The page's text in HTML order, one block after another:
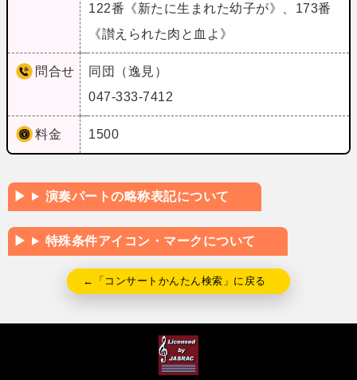
122番《新たに生まれた幼子が》、173番
《讃えられた肉と血よ》
問合せ
同団（逸見）
047-333-7412
料金 1500
演奏パートの略称表記について
特殊条件アイコン・マークについて
←「コンサートかんたん検索」に戻る